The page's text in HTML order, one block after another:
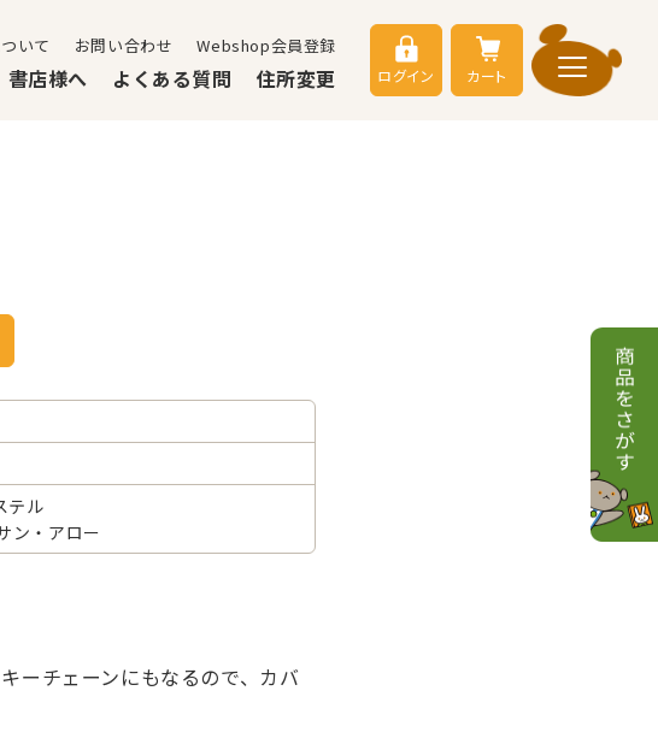
いて お問い合わせ Webshop会員登録
書店様へ よくある質問 住所変更 ログイン カート
テル
ン・アロー
ーチェーンにもなるので、カバ